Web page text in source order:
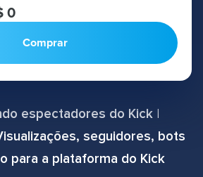
0
Comprar
espectadores do Kick |
seguidores, bots
para a plataforma do Kick